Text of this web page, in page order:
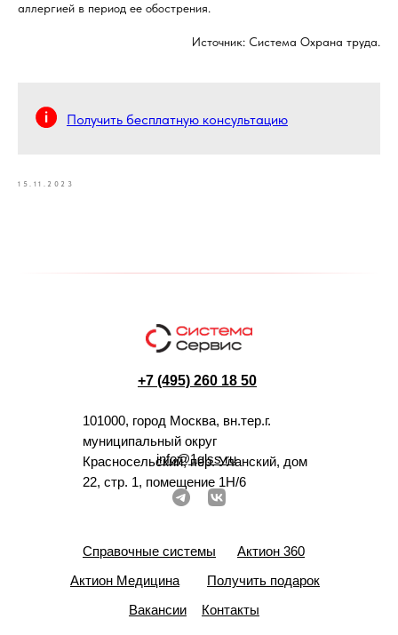
аллергией в период ее обострения.
Источник: Система Охрана труда.
Получить бесплатную консультацию
15.11.2023
+7 (495) 260 18 50
101000, город Москва, вн.тер.г.
муниципальный округ
Красносельский, пер. Уланский, дом
22, стр. 1, помещение 1Н/6
info@1glss.ru
Справочные системы
Актион 360
Актион Медицина
Получить подарок
Вакансии
Контакты